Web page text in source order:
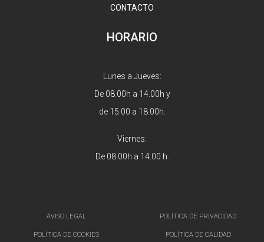
CONTACTO
HORARIO
Lunes a Jueves:
De 08.00h a 14.00h y
de 15.00 a 18.00h.
Viernes:
De 08.00h a 14.00 h.
AVISO LEGAL POLÍTICA DE PRIVACIDAD
POLÍTICA DE COOKIES POLÍTICA DE CALIDAD